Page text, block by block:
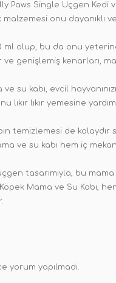
Paws Single Üçgen
onu dayanıklı ve
ml olup, bu da onu
genişlemiş kenarları,
su kabı, evcil
lıkır lıkır yemesine
temizlemesi de
ve su kabı hem iç
tasarımıyla, bu
Mama ve Su Kabı,
yorum yapılmadı.